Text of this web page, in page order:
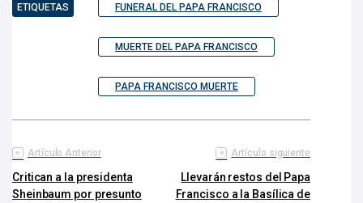
ETIQUETAS FUNERAL DEL PAPA FRANCISCO
MUERTE DEL PAPA FRANCISCO
PAPA FRANCISCO MUERTE
Artículo Anterior
Critican a la presidenta
Sheinbaum por presunto
Artículo siguiente
Llevarán restos del Papa
Francisco a la Basílica de